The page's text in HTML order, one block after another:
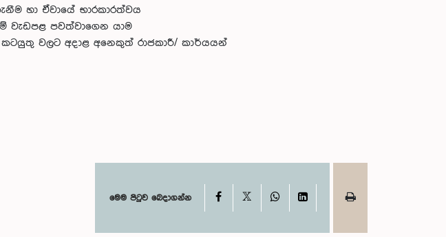
හා ඒවායේ භාරකාරත්වය
වැඩපළ පවත්වාගෙන යාම
කටයුතු වලට අදාළ අනෙකුත් රාජකාරී/ කාර්යයන්
මෙම පිටුව බෙදාගන්න Facebook WhatsAppLinkedIn